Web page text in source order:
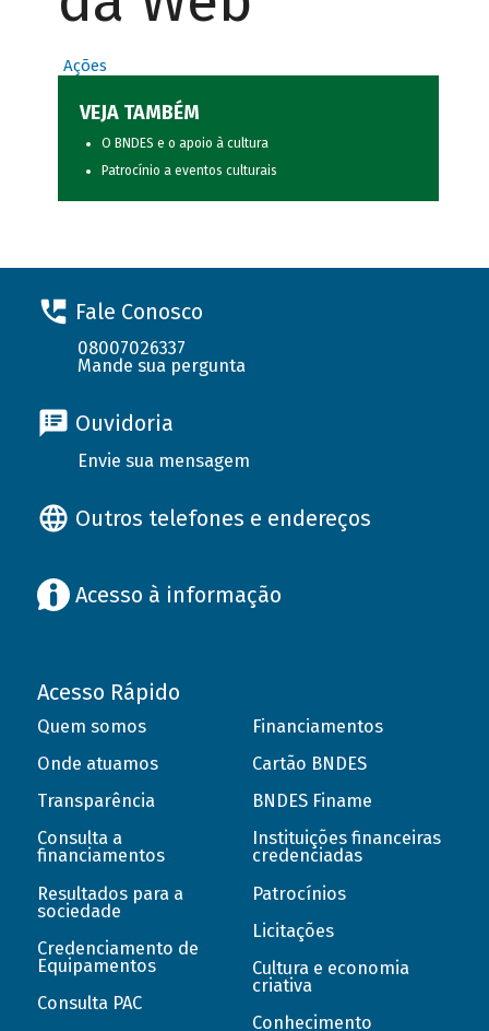
Ações
VEJA TAMBÉM
O BNDES e o apoio à cultura
Patrocínio a eventos culturais
Fale Conosco
08007026337
Mande sua pergunta
Ouvidoria
Envie sua mensagem
Outros telefones e endereços
Acesso à informação
Acesso Rápido
Quem somos
Onde atuamos
Transparência
Consulta a
financiamentos
Resultados para a
sociedade
Credenciamento de
Equipamentos
Consulta PAC
Financiamentos
Cartão BNDES
BNDES Finame
Instituições financeiras
credenciadas
Patrocínios
Licitações
Cultura e economia
criativa
Conhecimento